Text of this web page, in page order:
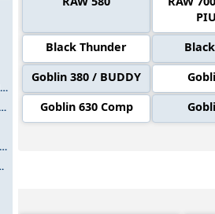
Black Thunder
Goblin 380 / BUDDY
Goblin 630 Comp